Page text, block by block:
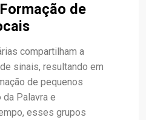
de
compartilham a
sinais, resultando em
de pequenos
Palavra e
esses grupos